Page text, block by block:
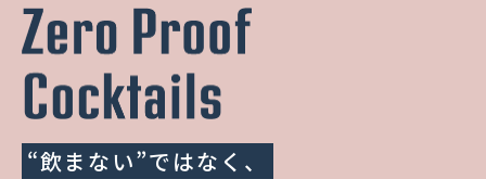
“飲まない”ではなく、